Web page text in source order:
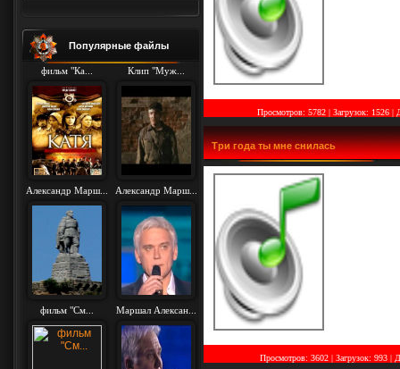
Популярные файлы
фильм "Ка... Клип "Муж...
Александр Марш... Александр Марш...
фильм "См... Маршал Алексан...
Просмотров: 5782 | Загрузок: 1526 |
Три года ты мне снилась
Просмотров: 3602 | Загрузок: 993 |